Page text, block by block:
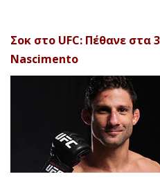
Σοκ στο UFC: Πέθανε στα
Nascimento